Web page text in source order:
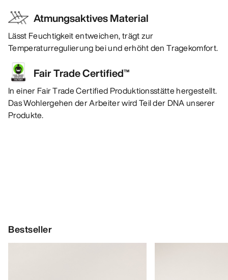
Atmungsaktives Material
Lässt Feuchtigkeit entweichen, trägt zur
Temperaturregulierung bei und erhöht den Tragekomfort.
Fair Trade Certified™
In einer Fair Trade Certified Produktionsstätte hergestellt.
Das Wohlergehen der Arbeiter wird Teil der DNA unserer
Produkte.
Bestseller